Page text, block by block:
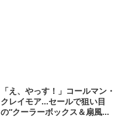
「え、やっす！」コールマン・
クレイモア…セールで狙い目
の“クーラーボックス＆扇風